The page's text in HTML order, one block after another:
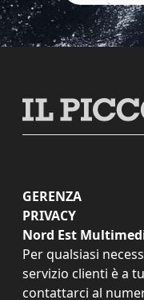
GERENZA
PRIVACY
Nord Est
Per qualsiasi
servizio clienti è a
contattarci al